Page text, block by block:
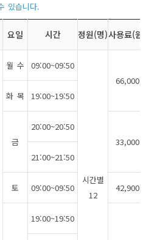
요일 시간 정원(명)사용료(원)
월 수 09:00~09:50
시간별
12
66,000
화 목
19:00~19:50
금
20:00~20:50
33,000
21:00~21:50
토 09:00~09:50 42,900
19:00~19:50